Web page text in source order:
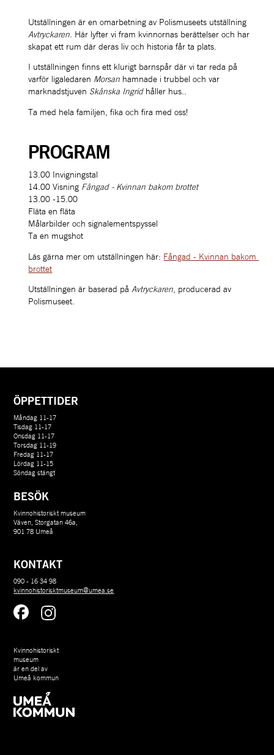
Utställningen
Avtryckaren. Här lyfter vi fram kvinnornas berättelser och har
skapat ett rum där deras liv och historia får ta plats.
I utställningen finns ett klurigt barnspår där vi tar reda på
varför ligaledaren Morsan hamnade i trubbel och var
marknadstjuven Skånska Ingrid håller hus..
Ta med hela familjen, fika och fira med oss!
PROGRAM
13.00 Invigningstal
14.00 Visning Fångad - Kvinnan bakom brottet
13.00 -15.00
Fläta en fläta
Målarbilder och signalementspyssel
Ta en mugshot
Läs gärna mer om utställningen här: Fångad - Kvinnan bakom
brottet
Utställningen är baserad på Avtryckaren, producerad av
Polismuseet.
ÖPPETTIDER
Måndag 11-17
Tisdag 11-17
Onsdag 11-17
Torsdag 11-19
Fredag 11-17
Lördag 11-15
Söndag stängt
BESÖK
Kvinnohistoriskt museum
Väven, Storgatan 46a,
901 78 Umeå
KONTAKT
090 - 16 34 98
kvinnohistorisktmuseum@umea.se
Kvinnohistoriskt
museum
är en del av
Umeå kommun